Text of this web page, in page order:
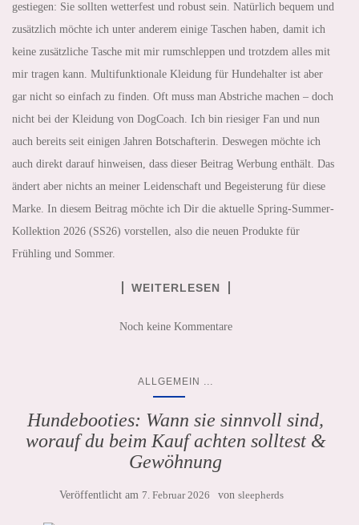
gestiegen: Sie sollten wetterfest und robust sein. Natürlich bequem und
zusätzlich möchte ich unter anderem einige Taschen haben, damit ich
keine zusätzliche Tasche mit mir rumschleppen und trotzdem alles mit
mir tragen kann. Multifunktionale Kleidung für Hundehalter ist aber
gar nicht so einfach zu finden. Oft muss man Abstriche machen – doch
nicht bei der Kleidung von DogCoach. Ich bin riesiger Fan und nun
auch bereits seit einigen Jahren Botschafterin. Deswegen möchte ich
auch direkt darauf hinweisen, dass dieser Beitrag Werbung enthält. Das
ändert aber nichts an meiner Leidenschaft und Begeisterung für diese
Marke. In diesem Beitrag möchte ich Dir die aktuelle Spring-Summer-
Kollektion 2026 (SS26) vorstellen, also die neuen Produkte für
Frühling und Sommer.
WEITERLESEN
Noch keine Kommentare
ALLGEMEIN ...
Hundebooties: Wann sie sinnvoll sind,
worauf du beim Kauf achten solltest &
Gewöhnung
Veröffentlicht am 7. Februar 2026 von sleepherds